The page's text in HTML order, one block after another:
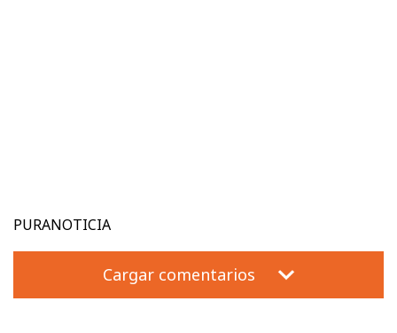
PURANOTICIA
Cargar comentarios